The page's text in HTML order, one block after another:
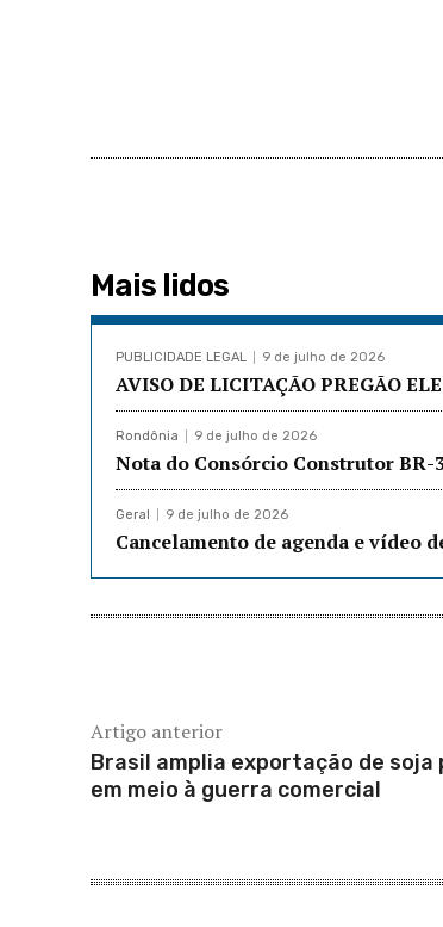
Mais lidos
PUBLICIDADE LEGAL 9 de julho de 2026
AVISO DE LICITAÇÃO PREGÃO
Rondônia 9 de julho de 2026
Nota do Consórcio Construtor BR-
Geral 9 de julho de 2026
Cancelamento de agenda e vídeo
Artigo anterior
Brasil amplia exportação de soja
em meio à guerra comercial